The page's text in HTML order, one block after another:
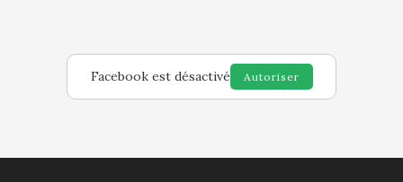
Facebook est désactivé Autoriser